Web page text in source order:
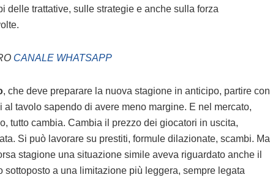
delle trattative, sulle strategie e anche sulla forza
CANALE WHATSAPP
, che deve preparare la nuova stagione in anticipo, partire con
tavolo sapendo di avere meno margine. E nel mercato,
tutto cambia. Cambia il prezzo dei giocatori in uscita,
Si può lavorare su prestiti, formule dilazionate, scambi. Ma
stagione una situazione simile aveva riguardato anche il
sottoposto a una limitazione più leggera, sempre legata